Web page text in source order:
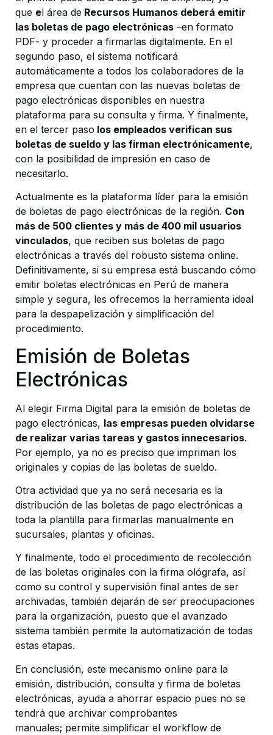
que el área de Recursos Humanos deberá emitir
las boletas de pago electrónicas –en formato
PDF- y proceder a firmarlas digitalmente. En el
segundo paso, el sistema notificará
automáticamente a todos los colaboradores de la
empresa que cuentan con las nuevas boletas de
pago electrónicas disponibles en nuestra
plataforma para su consulta y firma. Y finalmente,
en el tercer paso los empleados verifican sus
boletas de sueldo y las firman electrónicamente,
con la posibilidad de impresión en caso de
necesitarlo.
Actualmente es la plataforma líder para la emisión
de boletas de pago electrónicas de la región. Con
más de 500 clientes y más de 400 mil usuarios
vinculados, que reciben sus boletas de pago
electrónicas a través del robusto sistema online.
Definitivamente, si su empresa está buscando cómo
emitir boletas electrónicas en Perú de manera
simple y segura, les ofrecemos la herramienta ideal
para la despapelización y simplificación del
procedimiento.
Emisión de Boletas
Electrónicas
Al elegir Firma Digital para la emisión de boletas de
pago electrónicas, las empresas pueden olvidarse
de realizar varias tareas y gastos innecesarios.
Por ejemplo, ya no es preciso que impriman los
originales y copias de las boletas de sueldo.
Otra actividad que ya no será necesaria es la
distribución de las boletas de pago electrónicas a
toda la plantilla para firmarlas manualmente en
sucursales, plantas y oficinas.
Y finalmente, todo el procedimiento de recolección
de las boletas originales con la firma ológrafa, así
como su control y supervisión final antes de ser
archivadas, también dejarán de ser preocupaciones
para la organización, puesto que el avanzado
sistema también permite la automatización de todas
estas etapas.
En conclusión, este mecanismo online para la
emisión, distribución, consulta y firma de boletas
electrónicas, ayuda a ahorrar espacio pues no se
tendrá que archivar comprobantes
manuales; permite simplificar el workflow de